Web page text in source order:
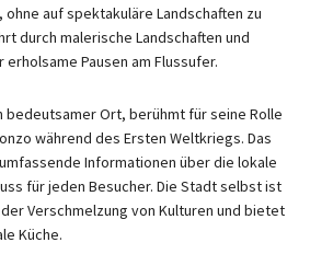
auf spektakuläre Landschaften zu
durch malerische Landschaften und
Pausen am Flussufer.
bedeutsamer Ort, berühmt für seine Rolle
während des Ersten Weltkriegs. Das
Informationen über die lokale
für jeden Besucher. Die Stadt selbst ist
Verschmelzung von Kulturen und bietet
Küche.